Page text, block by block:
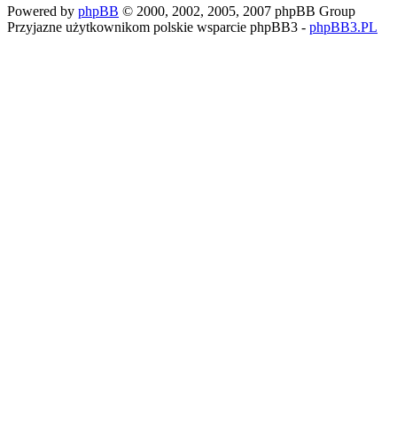
Powered by phpBB © 2000, 2002, 2005, 2007 phpBB Group
Przyjazne użytkownikom polskie wsparcie phpBB3 - phpBB3.PL